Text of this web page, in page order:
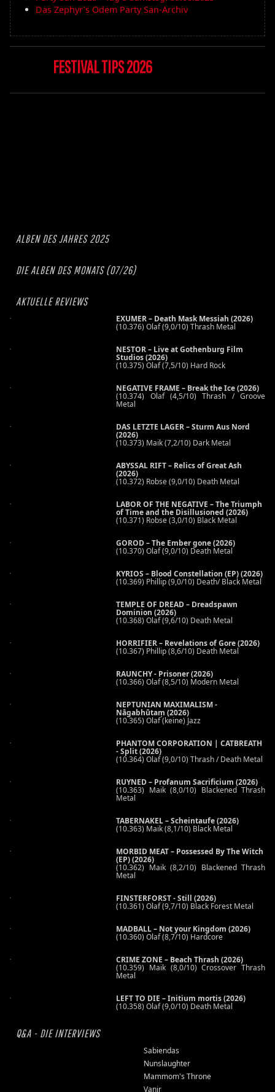
ALBEN DES JAHRES 2025
DIE ALBEN DES MONATS (07/26)
AKTUELLE REVIEWS
EXUMER – Death Mask Messiah (2026)
(10.376) Olaf (9,0/10) Thrash Metal
NESTOR – Live at Gothenburg Film
Studios (2026)
(10.375) Olaf (7,5/10) Hard Rock
NEGATIVE FRAME – Break the Ice (2026)
(10.374) Olaf (4,5/10) Thrash / Groove
Metal
DAS LETZTE LAGER – Sturm Aus Nord
(2026)
(10.373) Maik (7,2/10) Dark Metal
ABYSSAL RIFT – Relics of Great Ash
(2026)
(10.372) Robse (9,0/10) Death Metal
LABOR OF THE NEGATIVE – The Triumph
of Time and the Disillusioned (2026)
(10.371) Robse (3,0/10) Black Metal
GOROD – The Ember gone (2026)
(10.370) Olaf (9,0/10) Death Metal
KYRIOS – Blood Constellation (EP) (2026)
(10.369) Phillip (9,0/10) Death/ Black Metal
TEMPLE OF DREAD – Dreadspawn
Dominion (2026)
(10.368) Olaf (9,6/10) Death Metal
HORRIFIER – Revelations of Gore (2026)
(10.367) Phillip (8,6/10) Death Metal
RAUNCHY - Prisoner (2026)
(10.366) Olaf (8,5/10) Modern Metal
NEPTUNIAN MAXIMALISM -
Nāgabhūtaṃ (2026)
(10.365) Olaf (keine) Jazz
PHANTOM CORPORATION | CATBREATH
- Split (2026)
(10.364) Olaf (9,0/10) Thrash / Death Metal
RUYNED – Profanum Sacrificium (2026)
(10.363) Maik (8,0/10) Blackened Thrash
Metal
TABERNAKEL – Scheintaufe (2026)
(10.363) Maik (8,1/10) Black Metal
MORBID MEAT – Possessed By The Witch
(EP) (2026)
(10.362) Maik (8,2/10) Blackened Thrash
Metal
FINSTERFORST - Still (2026)
(10.361) Olaf (9,7/10) Black Forest Metal
MADBALL – Not your Kingdom (2026)
(10.360) Olaf (8,7/10) Hardcore
CRIME ZONE – Beach Thrash (2026)
(10.359) Maik (8,0/10) Crossover Thrash
Metal
LEFT TO DIE – Initium mortis (2026)
(10.358) Olaf (9,0/10) Death Metal
Q&A - DIE INTERVIEWS
Sabiendas
Nunslaughter
Mammom's Throne
Vanir
Das Zephyr's Odem Party San-Archiv
FESTIVAL TIPS 2026